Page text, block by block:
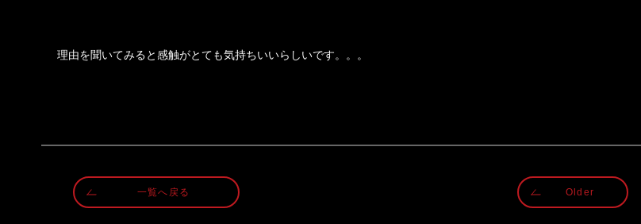
理由を聞いてみると感触がとても気持ちいいらしいです。。。
一覧へ戻る Older